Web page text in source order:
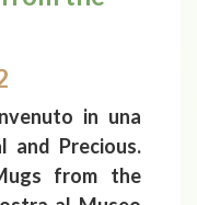
in una
and Precious.
from the